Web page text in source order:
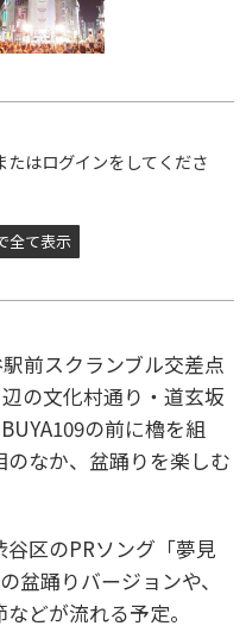
たはログインをしてくださ
全て表示
前スクランブル交差点
の文化村通り・道玄坂
の前に櫓を組
なか、盆踊りを楽しむ
区のPRソング「夢見
盆踊りバージョンや、
どが流れる予定。